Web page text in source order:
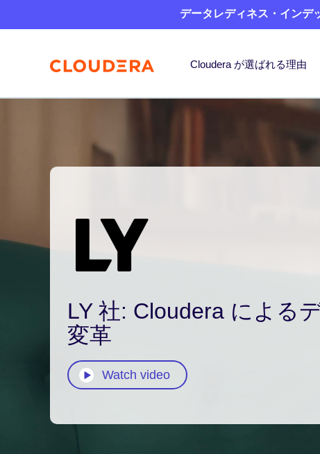
データレディネス・インデ
Cloudera が選ばれる理由
LY 社: Cloudera による
変革
Watch video